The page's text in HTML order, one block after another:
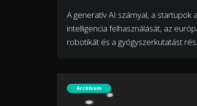
A generatív AI szárnyal, a startupok
intelligencia felhasználását, az
robotikát és a gyógyszerkutatást
Archívum